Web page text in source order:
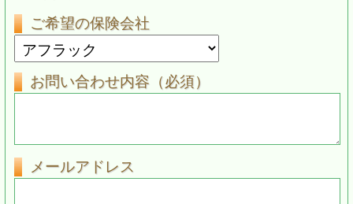
ご希望の保険会社
お問い合わせ内容（必須）
メールアドレス